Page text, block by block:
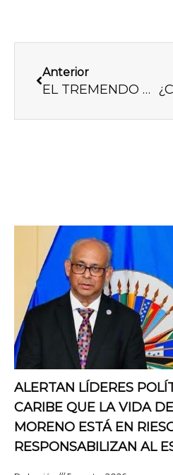
Anterior
EL TREMENDO TSUNAMI ECONÓMICO QUE SE NOS AVECINA
ALERTAN LÍDERES
CARIBE QUE LA VIDA
MORENO ESTÁ EN
RESPONSABILIZAN AL